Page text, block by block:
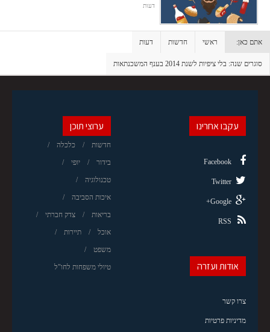
דעות
אתם כאן: ראשי חדשות דעות
סוגרים שנה: בלי ציפיות לשנת 2014 בענף המשכנתאות
ערוצי תוכן
חדשות כלכלה
בידור יופי
טכנולוגיה
איכות הסביבה
בריאות צדק חברתי
אוכל תיירות
משפט
טיולי משפחות לחו"ל
עקבו אחרינו
Facebook
Twitter
Google+
RSS
אודות ועזרה
צרו קשר
מדיניות פרטיות